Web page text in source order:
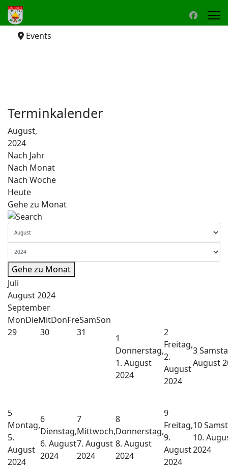
Events
Terminkalender
August,
2024
Nach Jahr
Nach Monat
Nach Woche
Heute
Gehe zu Monat
Gehe zu Monat
Juli
August 2024
September
MonDieMitDonFreSamSon
29
30 31
1
Donnerstag,
1. August
2024
2
Freitag,
2.
August
2024
3
August
5
Montag,
5.
August
2024
6
Dienstag,
6. August
2024
7
Mittwoch,
7. August
2024
8
Donnerstag,
8. August
2024
9
Freitag,
9.
August
2024
10
10.
2024